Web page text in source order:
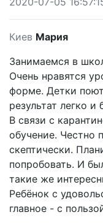
Киев Мария
Занимаемся в
Очень нравятся
форме. Детки
результат легко
В связи с
обучение. Честно
скептически.
попробовать. И
такие же
Ребёнок с
главное - с